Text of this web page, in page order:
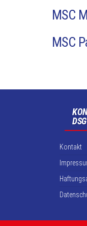
MSC
MSC
Kontakt